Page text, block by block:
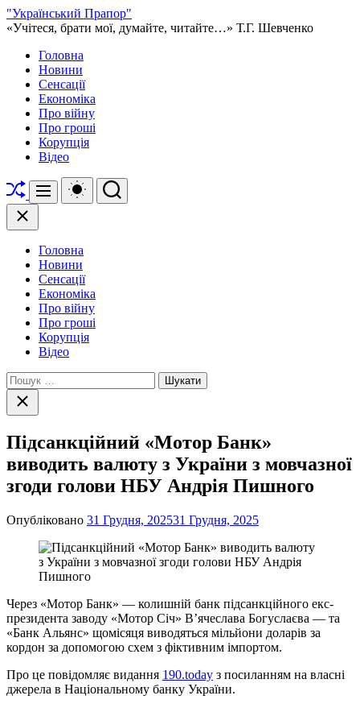
Перейти
до
"Український Прапор"
«Учітеся, брати мої, думайте, читайте…» Т.Г. Шевченко
Головна
Новини
Сенсації
Економіка
Про війну
Про гроші
Корупція
Відео
Перетасувати
Меню
Перемикач
кольорового
Пошук
Закрити
Головна
Новини
Сенсації
Економіка
Про війну
Про гроші
Корупція
Відео
Пошук:
Закрити
пошук
Підсанкційний «Мотор Банк»
виводить валюту з України з мовчазної
згоди голови НБУ Андрія Пишного
Опубліковано 31 Грудня, 202531 Грудня, 2025
Через «Мотор Банк» — колишній банк підсанкційного екс-
президента заводу «Мотор Січ» В’ячеслава Богуслаєва — та
«Банк Альянс» щомісяця виводяться мільйони доларів за
кордон за допомогою схем з фіктивним імпортом.
Про це повідомляє видання 190.today з посиланням на власні
джерела в Національному банку України.